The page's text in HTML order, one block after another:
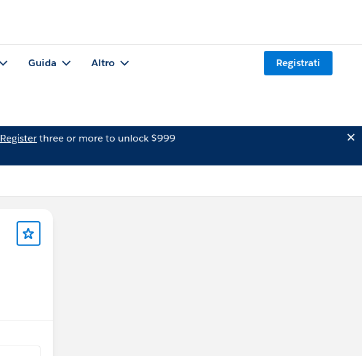
Guida Altro Registrati
Registerthree or more to unlock $999